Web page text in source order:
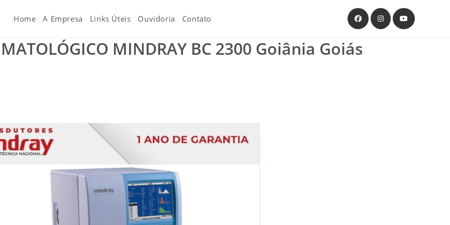
Home A Empresa Links Úteis Ouvidoria Contato
MINDRAY BC 2300 Goiânia Goiás